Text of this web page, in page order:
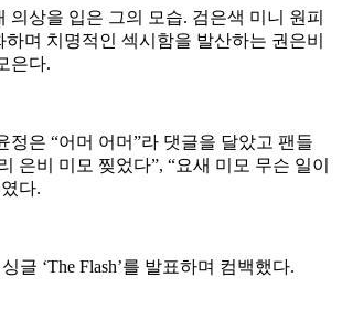
의상을 입은 그의 모습. 검은색 미니 원피
며 치명적인 섹시함을 발산하는 권은비
은다.
정은 “어머 어머”라 댓글을 달았고 팬들
은비 미모 찢었다”, “요새 미모 무슨 일이
다.
글 ‘The Flash’를 발표하며 컴백했다.